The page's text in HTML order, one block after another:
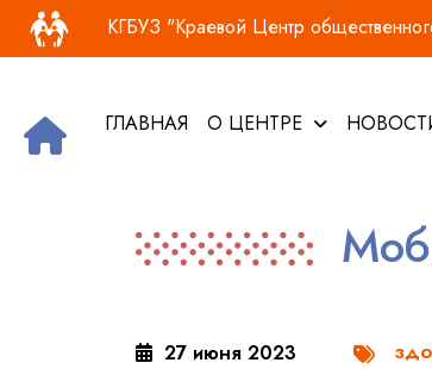
Перейти к основному содержанию
Основная навигация
КГБУЗ "Краевой Центр
ГЛАВНАЯ О ЦЕНТРЕ
27 июня 2023